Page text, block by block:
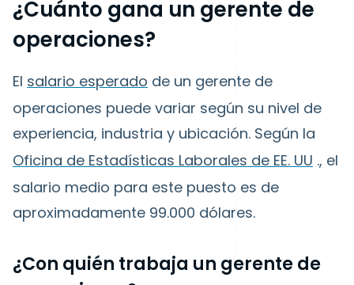
¿Cuánto gana un gerente de
operaciones?
El salario esperado de un gerente de
operaciones puede variar según su nivel de
experiencia, industria y ubicación. Según la
Oficina de Estadísticas Laborales de EE. UU ., el
salario medio para este puesto es de
aproximadamente 99.000 dólares.
¿Con quién trabaja un gerente de